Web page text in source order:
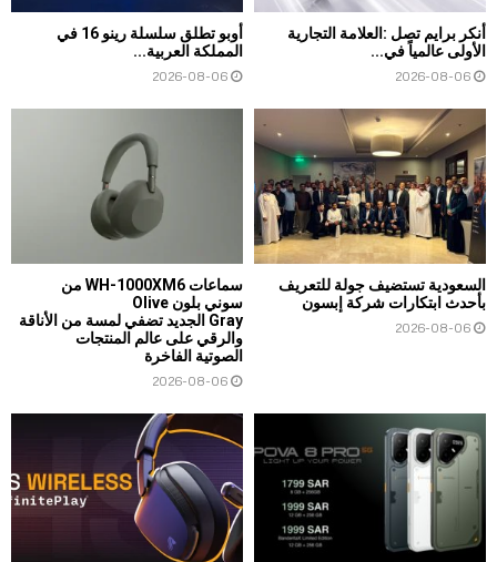
أنكر برايم تصل :العلامة التجارية
الأولى عالمياً في...
2026-08-06
أوبو تطلق سلسلة رينو 16 في
المملكة العربية...
2026-08-06
السعودية تستضيف جولة للتعريف
بأحدث ابتكارات شركة إبسون
2026-08-06
سماعات WH-1000XM6 من
سوني بلون Olive
Gray الجديد تضفي لمسة من الأناقة
والرقي على عالم المنتجات
الصوتية الفاخرة
2026-08-06